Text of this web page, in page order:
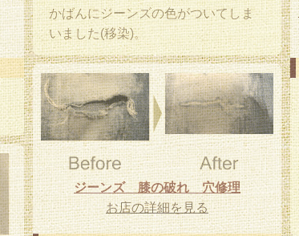
かばんにジーンズの色がついてしま
いました(移染)。
ジーンズ 膝の破れ 穴修理
お店の詳細を見る